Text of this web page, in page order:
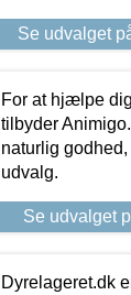
Se udvalget
For at hjælpe
tilbyder
naturlig
udvalg.
Se udvalget
Dyrelageret.dk